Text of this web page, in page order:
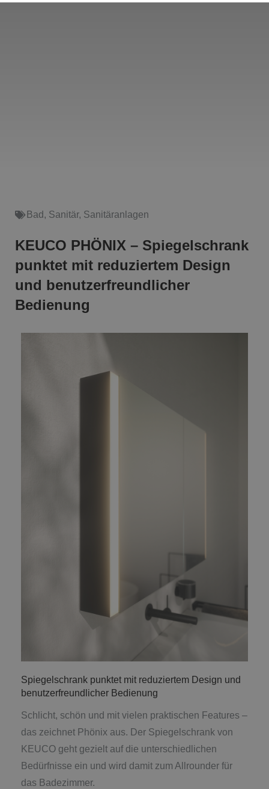
Bad , Sanitär, Sanitäranlagen
KEUCO PHÖNIX – Spiegelschrank
punktet mit reduziertem Design
und benutzerfreundlicher
Bedienung
Spiegelschrank punktet mit reduziertem Design und
benutzerfreundlicher Bedienung
Schlicht, schön und mit vielen praktischen Features –
das zeichnet Phönix aus. Der Spiegelschrank von
KEUCO geht gezielt auf die unterschiedlichen
Bedürfnisse ein und wird damit zum Allrounder für
das Badezimmer.